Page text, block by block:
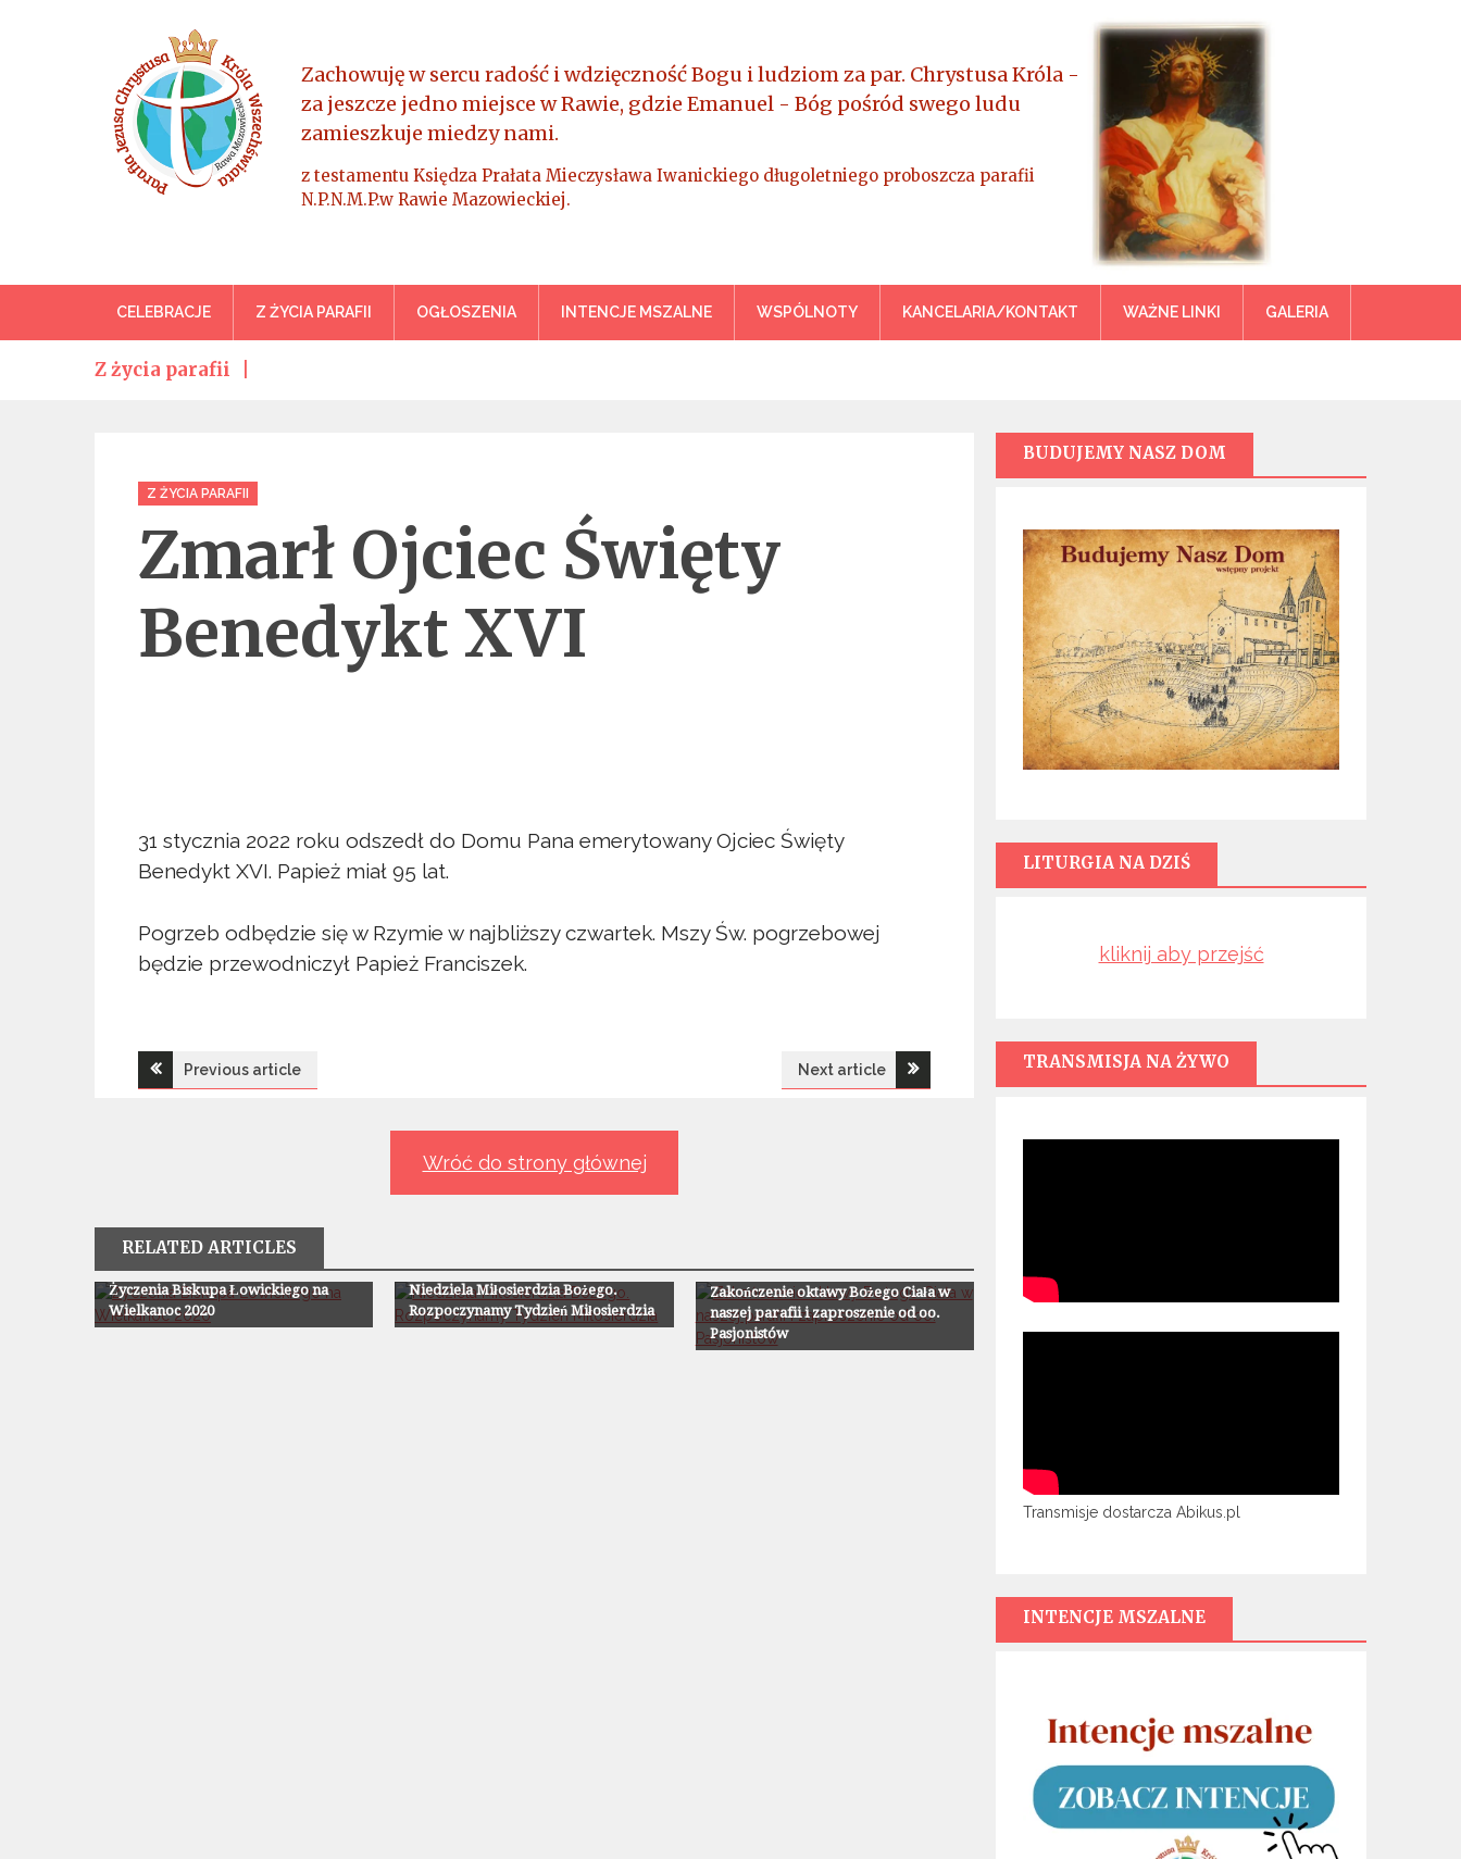
Parafia Jezusa Chrystusa Króla Wszechświata – Rawa Mazowiecka
Zachowuję w sercu radość i wdzięczność Bogu i ludziom za par. Chrystusa Króla -
za jeszcze jedno miejsce w Rawie, gdzie Emanuel - Bóg pośród swego ludu
zamieszkuje miedzy nami.
z testamentu Księdza Prałata Mieczysława Iwanickiego długoletniego proboszcza parafii
N.P.N.M.P.w Rawie Mazowieckiej.
CELEBRACJE Z ŻYCIA PARAFII OGŁOSZENIA INTENCJE MSZALNE WSPÓLNOTY KANCELARIA/KONTAKT WAŻNE LINKI GALERIA
Z życia parafii
Categories
Z ŻYCIA PARAFII
Zmarł Ojciec Święty
Benedykt XVI
31 stycznia 2022 roku odszedł do Domu Pana emerytowany Ojciec Święty
Benedykt XVI. Papież miał 95 lat.
Pogrzeb odbędzie się w Rzymie w najbliższy czwartek. Mszy Św. pogrzebowej
będzie przewodniczył Papież Franciszek.
Nawigacja
Previous article Next article
Wróć do strony głównej
RELATED ARTICLES
Z Życia Parafii
Życzenia Biskupa Łowickiego na
Wielkanoc 2020
Niedziela Miłosierdzia Bożego.
Rozpoczynamy Tydzień Miłosierdzia
Zakończenie oktawy Bożego Ciała w
naszej parafii i zaproszenie od oo.
Pasjonistów
BUDUJEMY NASZ DOM
LITURGIA NA DZIŚ
kliknij aby przejść
TRANSMISJA NA ŻYWO
Transmisje dostarcza Abikus.pl
INTENCJE MSZALNE